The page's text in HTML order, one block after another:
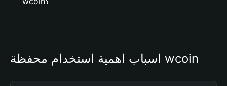
أسباب أهمية استخدام محفظة wcoin